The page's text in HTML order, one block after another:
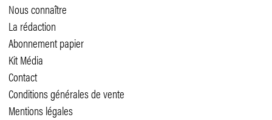
Nous connaître
La rédaction
Abonnement papier
Kit Média
Contact
Conditions générales de vente
Mentions légales